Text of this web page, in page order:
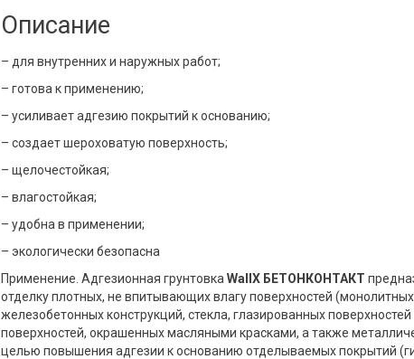
Описание
– для внутренних и наружных работ;
– готова к применению;
– усиливает адгезию покрытий к основанию;
– создает шероховатую поверхность;
– щелочестойкая;
– влагостойкая;
– удобна в применении;
– экологически безопасна
Применение. Адгезионная грунтовка WallX БЕТОНКОНТАКТ
отделку плотных, не впитывающих влагу поверхностей
железобетонных конструкций, стекла, глазированных
поверхностей, окрашенных масляными красками, а также
целью повышения адгезии к основанию отделываемых покрытий